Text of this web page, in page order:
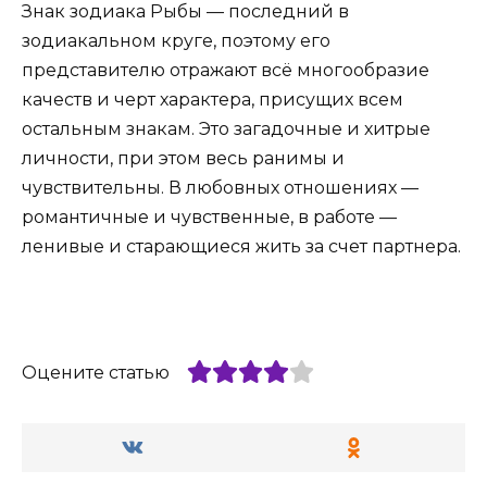
Знак зодиака Рыбы — последний в
зодиакальном круге, поэтому его
представителю отражают всё многообразие
качеств и черт характера, присущих всем
остальным знакам. Это загадочные и хитрые
личности, при этом весь ранимы и
чувствительны. В любовных отношениях —
романтичные и чувственные, в работе —
ленивые и старающиеся жить за счет партнера.
Оцените статью